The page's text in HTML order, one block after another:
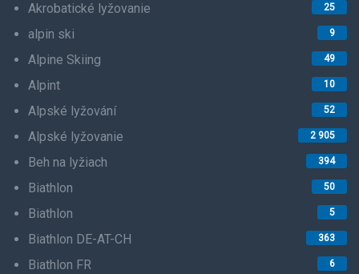
Akrobatické lyžovanie 25
alpin ski 9
Alpine Skiing 49
Alpint 10
Alpské lyžování 52
Alpské lyžovanie 2 905
Beh na lyžiach 394
Biathlon 50
Biathlon 5
Biathlon DE-AT-CH 363
Biathlon FR 6